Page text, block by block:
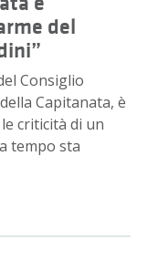
del
Consiglio
Capitanata, è
criticità di un
tempo sta